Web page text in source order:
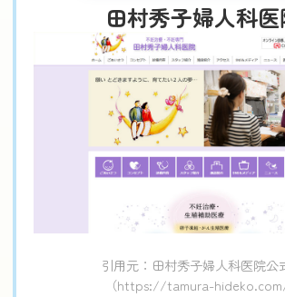
田村秀子婦人科
引用元：田村秀子婦人科医院公
（https://tamura-hideko.com/